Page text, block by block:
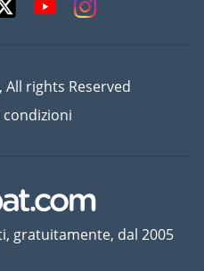
rights Reserved
gratuitamente, dal 2005